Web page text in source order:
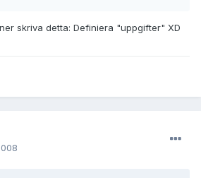
skriva detta: Definiera "uppgifter" XD